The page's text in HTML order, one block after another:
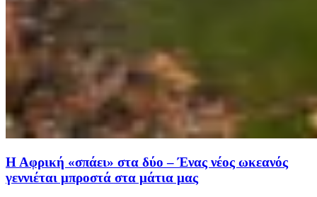
Η Αφρική «σπάει» στα δύο – Ένας νέος ωκεανός
γεννιέται μπροστά στα μάτια μας